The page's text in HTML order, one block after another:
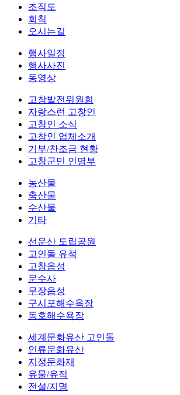
조직도
회칙
오시는길
행사일정
행사사진
동영상
고창발전위원회
자랑스런 고창인
고창인 소식
고창인 업체소개
기부/찬조금 현황
고창군민 인명부
농산물
축산물
수산물
기타
선운산 도립공원
고인돌 유적
고창읍성
문수사
무장읍성
구시포해수욕장
동호해수욕장
세계문화유산 고인돌
인류문화유산
지정문화재
유물/유적
전설/지명